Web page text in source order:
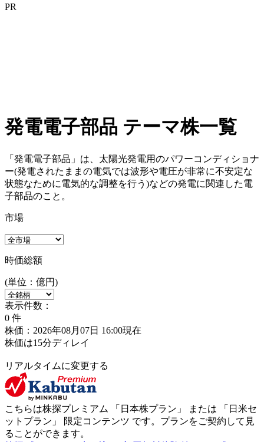
PR
発電電子部品 テーマ株一覧
「発電電子部品」は、太陽光発電用のパワーコンディショナ
ー(発電されたままの電気では波形や電圧が非常に不安定な
状態なために電気的な調整を行う)などの発電に関連した電
子部品のこと。
市場
時価総額
(単位：億円)
表示件数：
0 件
株価：2026年08月07日 16:00現在
株価は15分ディレイ
リアルタイムに変更する
こちらは株探プレミアム 「 日本株プラン 」 または 「 日米セ
ットプラン 」 限定コンテンツ です。プランをご契約して見
ることができます。